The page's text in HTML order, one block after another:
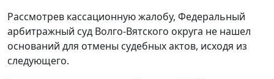
Рассмотрев кассационную жалобу, Федеральный
арбитражный суд Волго-Вятского округа не нашел
оснований для отмены судебных актов, исходя из
следующего.